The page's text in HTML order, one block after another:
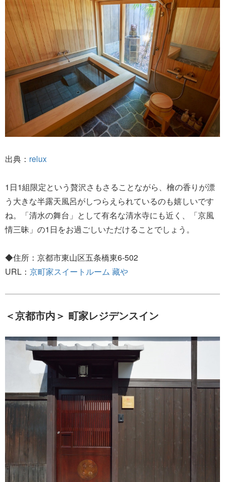
出典： relux
1日1組限定という贅沢さもさることながら、檜の香りが漂
う大きな半露天風呂がしつらえられているのも嬉しいです
ね。「清水の舞台」として有名な清水寺にも近く、「京風
情三昧」の1日をお過ごしいただけることでしょう。
◆住所：京都市東山区五条橋東6-502
URL： 京町家スイートルーム 藏や
＜京都市内＞ 町家レジデンスイン